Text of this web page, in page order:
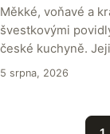
Měkké, voňavé a
švestkovými
české kuchyně.
5 srpna, 2026